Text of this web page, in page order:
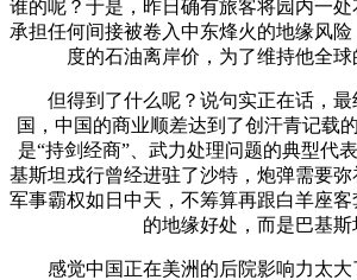
谁的呢？于是，昨日确有旅客将园内一
承担任何间接被卷入中东烽火的地缘风
度的石油离岸价，为了维持他全球
但得到了什么呢？说句实正在话，最
国，中国的商业顺差达到了创汗青记载
是“持剑经商”、武力处理问题的典型代
基斯坦戎行曾经进驻了沙特，炮弹需要弥
军事霸权如日中天，不筹算再跟白羊座
的地缘好处，而是巴基斯
感觉中国正在美洲的后院影响力太大